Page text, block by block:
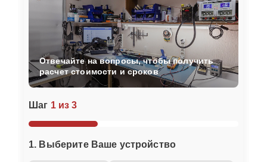
Шаг 1 из 3
1. Выберите Ваше устройство
Отвечайте на вопросы, чтобы получить
расчет стоимости и сроков